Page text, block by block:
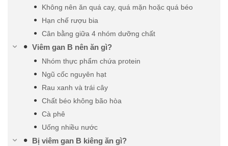
Không nên ăn quá cay, quá mặn hoặc quá béo
Hạn chế rượu bia
Cân bằng giữa 4 nhóm dưỡng chất
Viêm gan B nên ăn gì?
Nhóm thực phẩm chứa protein
Ngũ cốc nguyên hạt
Rau xanh và trái cây
Chất béo không bão hòa
Cà phê
Uống nhiều nước
Bị viêm gan B kiêng ăn gì?